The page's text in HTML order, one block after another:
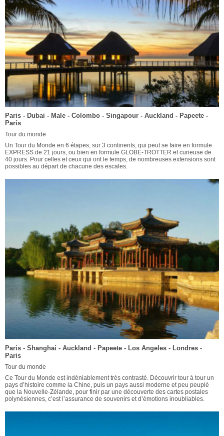
Paris - Dubai - Male - Colombo - Singapour - Auckland - Papeete -
Paris
Tour du monde
Un Tour du Monde en 6 étapes, sur 3 continents, qui peut se faire en formule
EXPRESS de 21 jours, ou bien en formule GLOBE-TROTTER et curieuse de
40 jours. Pour celles et ceux qui ont le temps, de nombreuses extensions sont
possibles au départ de chacune des escales.
Paris - Shanghai - Auckland - Papeete - Los Angeles - Londres -
Paris
Tour du monde
Ce Tour du Monde est indéniablement très contrasté. Découvrir tour à tour un
pays d’histoire comme la Chine, puis un pays aussi moderne et peu peuplé
que la Nouvelle-Zélande, pour finir par une découverte des cartes postales
polynésiennes, c’est l’assurance de souvenirs et d’émotions inoubliables.